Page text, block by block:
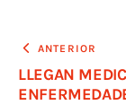
ANTERIOR
LLEGAN